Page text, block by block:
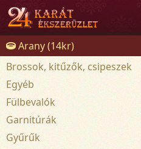
Arany (14kr)
Brossok, kitűzők, csipeszek
Egyéb
Fülbevalók
Garnitúrák
Gyűrűk